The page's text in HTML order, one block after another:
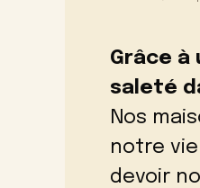
Grâce à
saleté
Nos
notre
devoir